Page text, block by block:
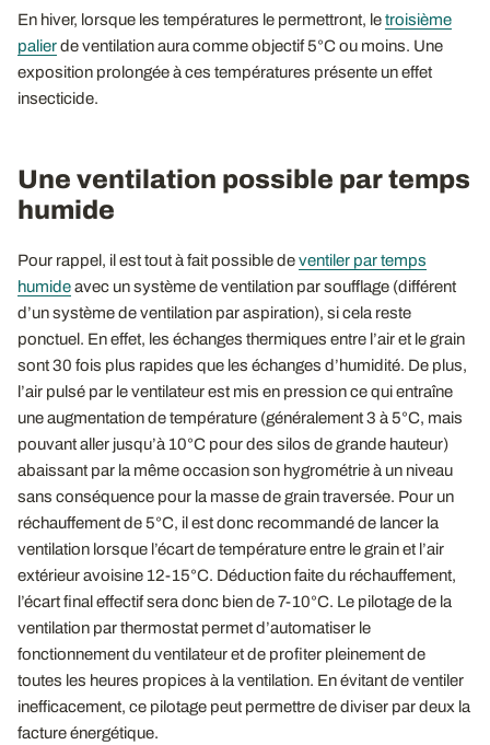
En hiver, lorsque les températures le permettront, letroisième
palierde ventilation aura comme objectif 5°C ou moins. Une
exposition prolongée à ces températures présente un effet
insecticide.
Une ventilation possible par temps
humide
Pour rappel, il est tout à fait possible deventiler par temps
humideavec un système de ventilation par soufflage (différent
d’un système de ventilation par aspiration), si cela reste
ponctuel. En effet, les échanges thermiques entre l’air et le grain
sont 30 fois plus rapides que les échanges d’humidité. De plus,
l’air pulsé par le ventilateur est mis en pression ce qui entraîne
une augmentation de température (généralement 3 à 5°C, mais
pouvant aller jusqu’à 10°C pour des silos de grande hauteur)
abaissant par la même occasion son hygrométrie à un niveau
sans conséquence pour la masse de grain traversée. Pour un
réchauffement de 5°C, il est donc recommandé de lancer la
ventilation lorsque l’écart de température entre le grain et l’air
extérieur avoisine 12-15°C. Déduction faite du réchauffement,
l’écart final effectif sera donc bien de 7-10°C. Le pilotage de la
ventilation par thermostat permet d’automatiser le
fonctionnement du ventilateur et de profiter pleinement de
toutes les heures propices à la ventilation. En évitant de ventiler
inefficacement, ce pilotage peut permettre de diviser par deux la
facture énergétique.